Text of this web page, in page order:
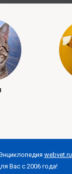
webvet.ru
Вас с 2006 года!